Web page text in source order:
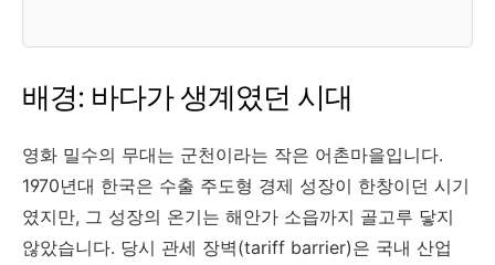
배경: 바다가 생계였던 시대
영화 밀수의 무대는 군천이라는 작은 어촌마을입니다.
1970년대 한국은 수출 주도형 경제 성장이 한창이던 시기
였지만, 그 성장의 온기는 해안가 소읍까지 골고루 닿지
않았습니다. 당시 관세 장벽(tariff barrier)은 국내 산업